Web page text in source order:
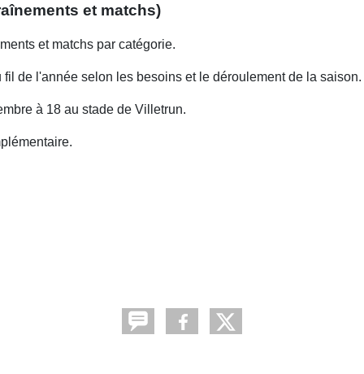
et matchs)
et matchs par catégorie.
de l'année selon les besoins et le déroulement de la saison.
à 18 au stade de Villetrun.